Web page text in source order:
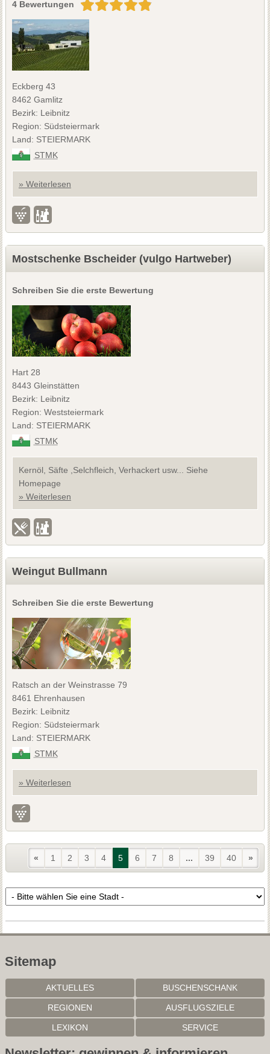
4 Bewertungen
Eckberg 43
8462 Gamlitz
Bezirk: Leibnitz
Region: Südsteiermark
Land: STEIERMARK
STMK
» Weiterlesen
Mostschenke Bscheider (vulgo Hartweber)
Schreiben Sie die erste Bewertung
Hart 28
8443 Gleinstätten
Bezirk: Leibnitz
Region: Weststeiermark
Land: STEIERMARK
STMK
Kernöl, Säfte ,Selchfleich, Verhackert usw... Siehe
Homepage
» Weiterlesen
Weingut Bullmann
Schreiben Sie die erste Bewertung
Ratsch an der Weinstrasse 79
8461 Ehrenhausen
Bezirk: Leibnitz
Region: Südsteiermark
Land: STEIERMARK
STMK
» Weiterlesen
« 1 2 3 4 5 6 7 8 ... 39 40 »
Sitemap
AKTUELLES BUSCHENSCHANK
REGIONEN AUSFLUGSZIELE
LEXIKON SERVICE